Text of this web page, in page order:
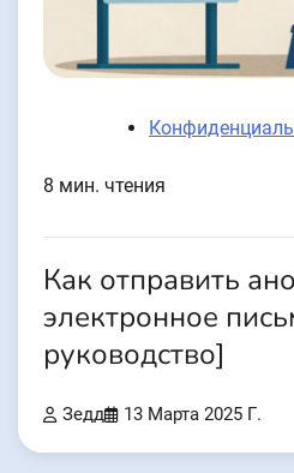
8 мин. чтения
Как отправить
электронное
руководство]
Зедд 13 Марта 2025 Г.